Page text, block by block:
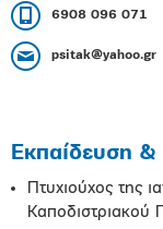
6908 096 071
psitak@yahoo.gr
Εκπαίδευση &
Πτυχιούχος της
Καποδιστριακού